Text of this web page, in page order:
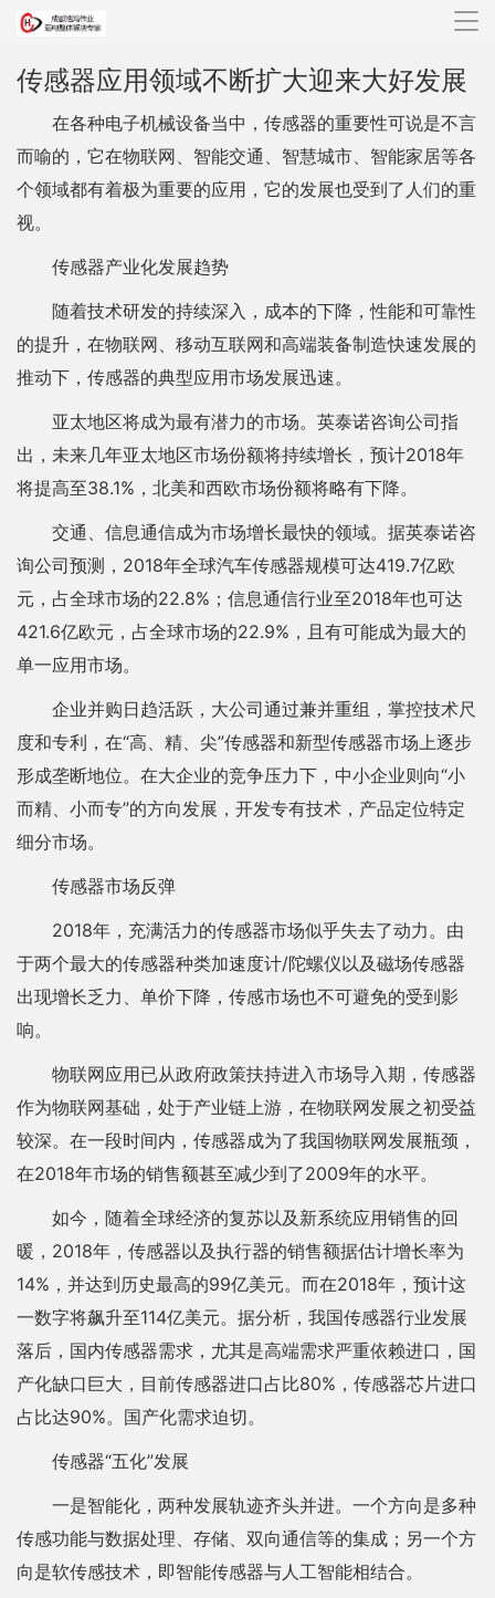
导
传感器应用领域不断扩大迎来大好发展
在各种电子机械设备当中，传感器的重要性可说是不言
而喻的，它在物联网、智能交通、智慧城市、智能家居等各
个领域都有着极为重要的应用，它的发展也受到了人们的重
视。
传感器产业化发展趋势
随着技术研发的持续深入，成本的下降，性能和可靠性
的提升，在物联网、移动互联网和高端装备制造快速发展的
推动下，传感器的典型应用市场发展迅速。
亚太地区将成为最有潜力的市场。英泰诺咨询公司指
出，未来几年亚太地区市场份额将持续增长，预计2018年
将提高至38.1%，北美和西欧市场份额将略有下降。
交通、信息通信成为市场增长最快的领域。据英泰诺咨
询公司预测，2018年全球汽车传感器规模可达419.7亿欧
元，占全球市场的22.8%；信息通信行业至2018年也可达
421.6亿欧元，占全球市场的22.9%，且有可能成为最大的
单一应用市场。
企业并购日趋活跃，大公司通过兼并重组，掌控技术尺
度和专利，在“高、精、尖”传感器和新型传感器市场上逐步
形成垄断地位。在大企业的竞争压力下，中小企业则向“小
而精、小而专”的方向发展，开发专有技术，产品定位特定
细分市场。
传感器市场反弹
2018年，充满活力的传感器市场似乎失去了动力。由
于两个最大的传感器种类加速度计/陀螺仪以及磁场传感器
出现增长乏力、单价下降，传感市场也不可避免的受到影
响。
物联网应用已从政府政策扶持进入市场导入期，传感器
作为物联网基础，处于产业链上游，在物联网发展之初受益
较深。在一段时间内，传感器成为了我国物联网发展瓶颈，
在2018年市场的销售额甚至减少到了2009年的水平。
如今，随着全球经济的复苏以及新系统应用销售的回
暖，2018年，传感器以及执行器的销售额据估计增长率为
14%，并达到历史最高的99亿美元。而在2018年，预计这
一数字将飙升至114亿美元。据分析，我国传感器行业发展
落后，国内传感器需求，尤其是高端需求严重依赖进口，国
产化缺口巨大，目前传感器进口占比80%，传感器芯片进口
占比达90%。国产化需求迫切。
传感器“五化”发展
一是智能化，两种发展轨迹齐头并进。一个方向是多种
传感功能与数据处理、存储、双向通信等的集成；另一个方
向是软传感技术，即智能传感器与人工智能相结合。